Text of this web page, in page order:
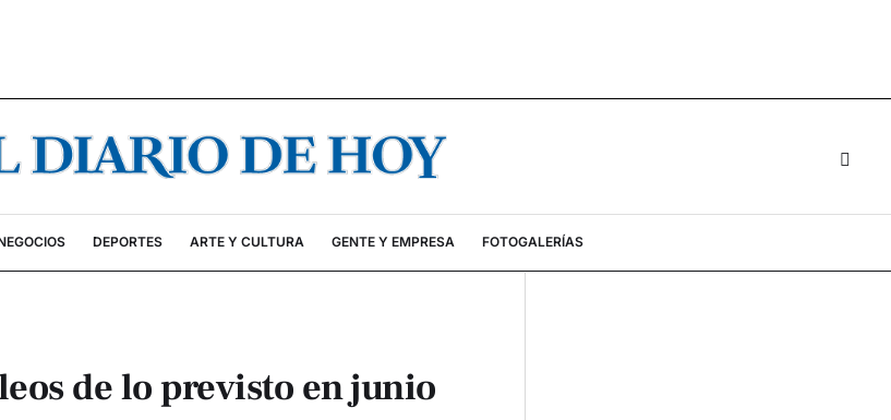
DEPORTES ARTE Y CULTURA GENTE Y EMPRESA FOTOGALERÍAS
de lo previsto en junio